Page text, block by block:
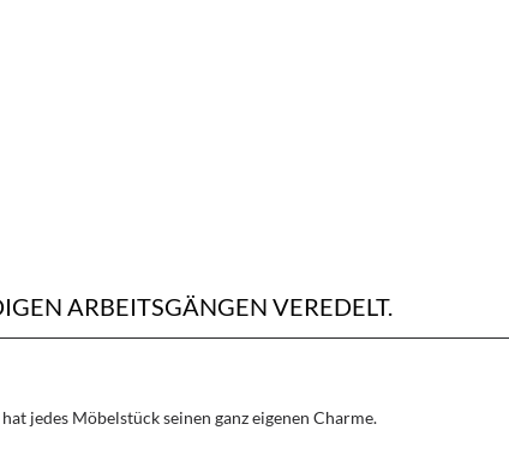
ARBEITSGÄNGEN VEREDELT.
jedes Möbelstück seinen ganz eigenen Charme.